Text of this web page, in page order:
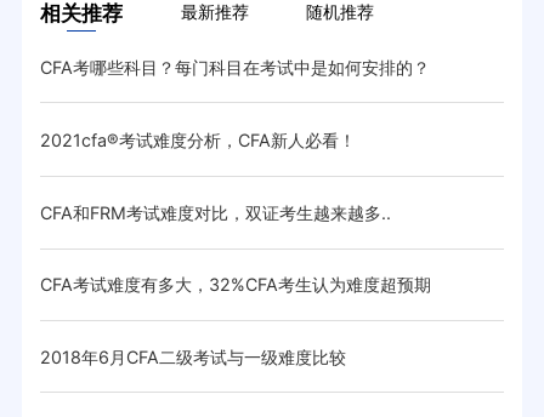
相关推荐 最新推荐 随机推荐
CFA考哪些科目？每门科目在考试中是如何安排的？
2021cfa®考试难度分析，CFA新人必看！
CFA和FRM考试难度对比，双证考生越来越多..
CFA考试难度有多大，32%CFA考生认为难度超预期
2018年6月CFA二级考试与一级难度比较